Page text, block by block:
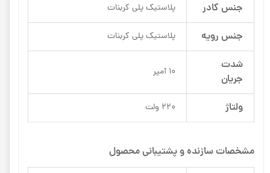
جنس کادر پلاستیک پلی کربنات
جنس رویه پلاستیک پلی کربنات
شدت
جریان
10 آمپر
ولتاژ 220 ولت
مشخصات سازنده و پشتیبانی محصول